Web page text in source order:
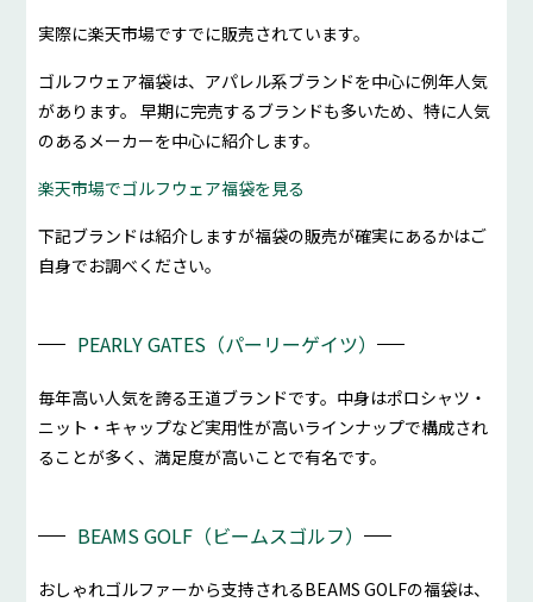
実際に楽天市場ですでに販売されています。
ゴルフウェア福袋は、アパレル系ブランドを中心に例年人気
があります。 早期に完売するブランドも多いため、特に人気
のあるメーカーを中心に紹介します。
楽天市場でゴルフウェア福袋を見る
下記ブランドは紹介しますが福袋の販売が確実にあるかはご
自身でお調べください。
PEARLY GATES（パーリーゲイツ）
毎年高い人気を誇る王道ブランドです。中身はポロシャツ・
ニット・キャップなど実用性が高いラインナップで構成され
ることが多く、満足度が高いことで有名です。
BEAMS GOLF（ビームスゴルフ）
おしゃれゴルファーから支持されるBEAMS GOLFの福袋は、